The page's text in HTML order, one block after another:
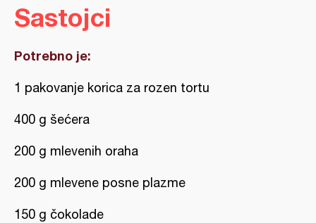
Sastojci
Potrebno je:
1 pakovanje korica za rozen tortu
400 g šećera
200 g mlevenih oraha
200 g mlevene posne plazme
150 g čokolade